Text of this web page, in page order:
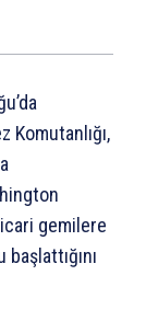
gemilere